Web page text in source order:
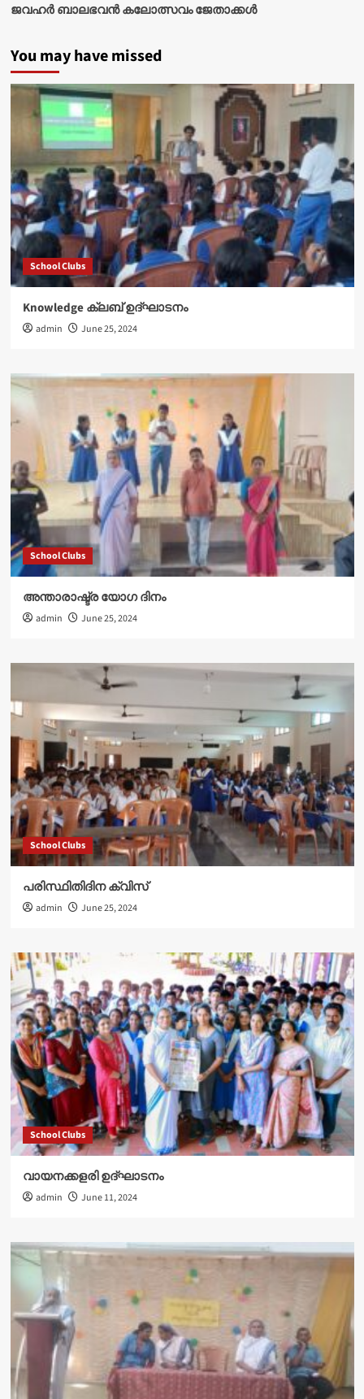
ജവഹർ ബാലഭവൻ കലോത്സവം ജേതാക്കൾ
You may have missed
School Clubs
Knowledge ക്ലബ് ഉദ്‌ഘാടനം
admin June 25, 2024
School Clubs
അന്താരാഷ്ട്ര യോഗ ദിനം
admin June 25, 2024
School Clubs
പരിസ്ഥിതിദിന ക്വിസ്
admin June 25, 2024
School Clubs
വായനക്കളരി ഉദ്‌ഘാടനം
admin June 11, 2024